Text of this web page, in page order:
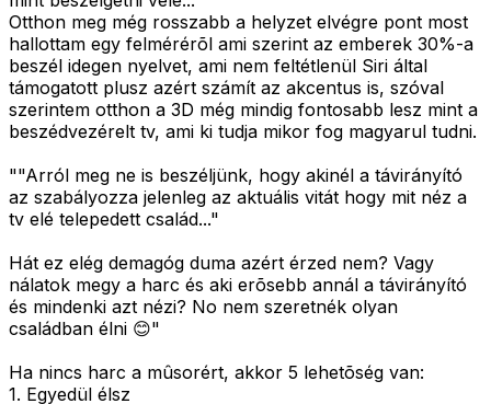
Otthon meg még rosszabb a helyzet elvégre pont most
hallottam egy felmérérõl ami szerint az emberek 30%-a
beszél idegen nyelvet, ami nem feltétlenül Siri által
támogatott plusz azért számít az akcentus is, szóval
szerintem otthon a 3D még mindig fontosabb lesz mint a
beszédvezérelt tv, ami ki tudja mikor fog magyarul tudni.
""Arról meg ne is beszéljünk, hogy akinél a távirányító
az szabályozza jelenleg az aktuális vitát hogy mit néz a
tv elé telepedett család..."
Hát ez elég demagóg duma azért érzed nem? Vagy
nálatok megy a harc és aki erõsebb annál a távirányító
és mindenki azt nézi? No nem szeretnék olyan
családban élni 😊"
Ha nincs harc a mûsorért, akkor 5 lehetõség van:
1. Egyedül élsz